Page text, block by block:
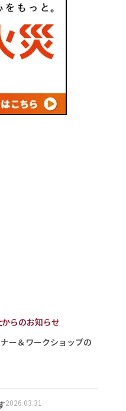
らのお知らせ
ー＆ワークショップの
2026.03.31